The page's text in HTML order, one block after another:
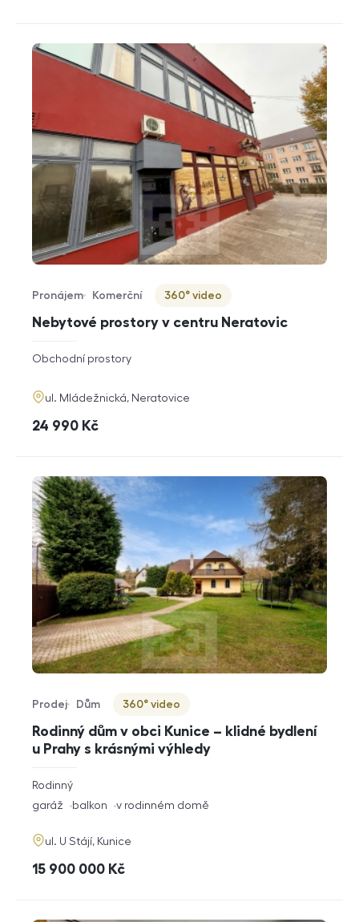
Nebytové prostory v centru Neratovic
Typ nabídky
Pronájem
Typ nemovitosti
Komerční
Virtuální prohlídka
360° video
rozměry
dispozice
Obchodní prostory
adresa
ul. Mládežnická, Neratovice
cena
24 990 Kč
Rodinný dům v obci Kunice – klidné bydlení
u Prahy s krásnými výhledy
Typ nabídky
Prodej
Typ nemovitosti
Dům
Virtuální prohlídka
360° video
rozměry
dispozice
Rodinný
funkce
garáž balkon v rodinném domě
adresa
ul. U Stájí, Kunice
cena
15 900 000 Kč